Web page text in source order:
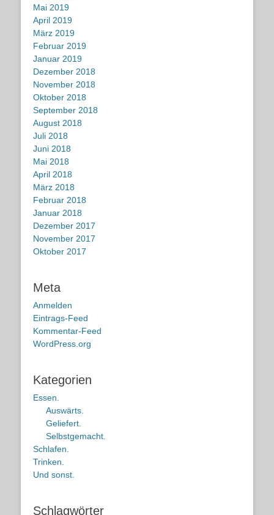
Mai 2019
April 2019
März 2019
Februar 2019
Januar 2019
Dezember 2018
November 2018
Oktober 2018
September 2018
August 2018
Juli 2018
Juni 2018
Mai 2018
April 2018
März 2018
Februar 2018
Januar 2018
Dezember 2017
November 2017
Oktober 2017
Meta
Anmelden
Eintrags-Feed
Kommentar-Feed
WordPress.org
Kategorien
Essen.
Auswärts.
Geliefert.
Selbstgemacht.
Schlafen.
Trinken.
Und sonst.
Schlagwörter